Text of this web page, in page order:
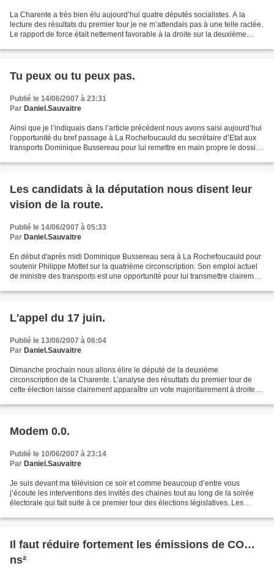
La Charente a très bien élu aujourd’hui quatre députés socialistes. A la
lecture des résultats du premier tour je ne m’attendais pas à une telle raclée.
Le rapport de force était nettement favorable à la droite sur la deuxième
Tu peux ou tu peux pas.
Publié le 14/06/2007 à 23:31
Par Daniel.Sauvaitre
Ainsi que je l’indiquais dans l’article précédent nous avons saisi aujourd’hui
l’opportunité du bref passage à La Rochefoucauld du secrétaire d’Etat aux
transports Dominique Bussereau pour lui remettre en main propre le dossier
Les candidats à la députation nous disent leur
vision de la route.
Publié le 14/06/2007 à 05:33
Par Daniel.Sauvaitre
En début d'après midi Dominique Bussereau sera à La Rochefoucauld pour
soutenir Philippe Mottet sur la quatrième circonscription. Son emploi actuel
de ministre des transports est une opportunité pour lui transmettre clairement
L'appel du 17 juin.
Publié le 13/06/2007 à 06:04
Par Daniel.Sauvaitre
Dimanche prochain nous allons élire le député de la deuxième
circonscription de la Charente. L’analyse des résultats du premier tour de
cette élection laisse clairement apparaître un vote majoritairement à droite
Modem 0.0.
Publié le 10/06/2007 à 23:14
Par Daniel.Sauvaitre
Je suis devant ma télévision ce soir et comme beaucoup d’entre vous
j’écoute les interventions des invités des chaines tout au long de la soirée
électorale qui fait suite à ce premier tour des élections législatives. Les
Il faut réduire fortement les émissions de CO…
ns²